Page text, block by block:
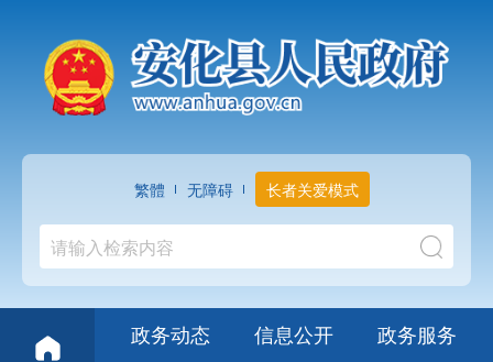
繁體 无障碍 长者关爱模式
政务动态 信息公开
政务服务